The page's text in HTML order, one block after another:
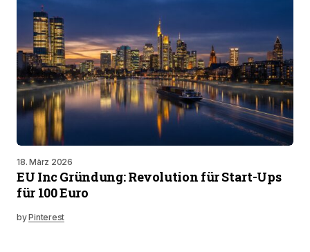
18. März 2026
EU Inc Gründung: Revolution für Start-Ups
für 100 Euro
byPinterest